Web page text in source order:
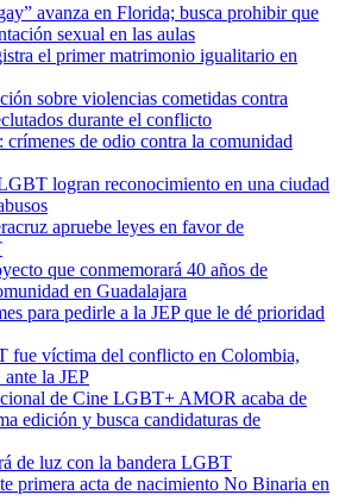
avanza en Florida; busca prohibir que
sexual en las aulas
el primer matrimonio igualitario en
sobre violencias cometidas contra
durante el conflicto
crímenes de odio contra la comunidad
logran reconocimiento en una ciudad
apruebe leyes en favor de
que conmemorará 40 años de
en Guadalajara
para pedirle a la JEP que le dé prioridad
fue víctima del conflicto en Colombia,
la JEP
de Cine LGBT+ AMOR acaba de
edición y busca candidaturas de
de luz con la bandera LGBT
primera acta de nacimiento No Binaria en